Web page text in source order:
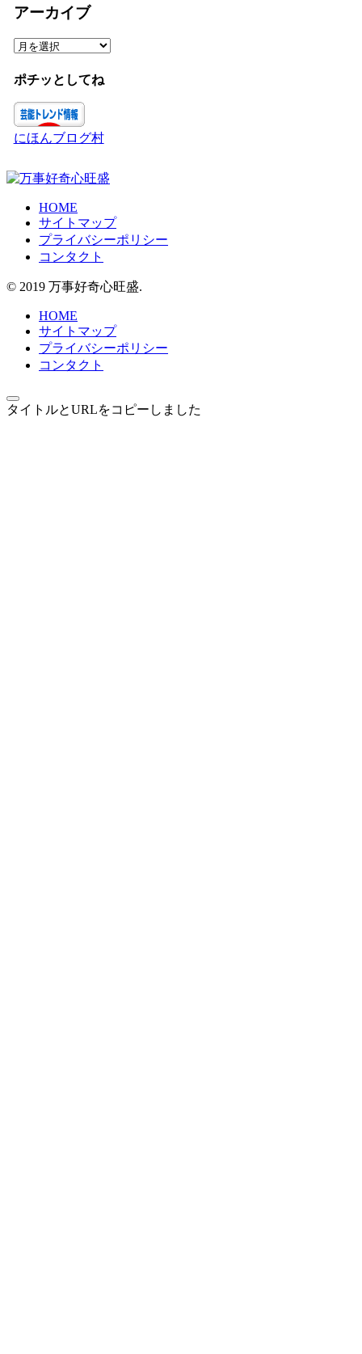
ゴ
ー
アーカイブ
ア
カ
ブ
ポチッとしてね
にほんブログ村
HOME
サイトマップ
プライバシーポリシー
コンタクト
© 2019 万事好奇心旺盛.
HOME
サイトマップ
プライバシーポリシー
コンタクト
タイトルとURLをコピーしました